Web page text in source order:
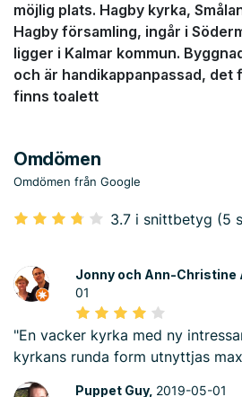
möjlig plats. Hagby kyrka,
Hagby församling, ingår i
ligger i Kalmar kommun.
och är handikappanpassad, det
finns toalett
Omdömen
Omdömen från Google
3.7 i snittbetyg (5
Jonny och Ann-Christine
01
"En vacker kyrka med ny
kyrkans runda form utnyttjas
Puppet Guy, 2019-05-01